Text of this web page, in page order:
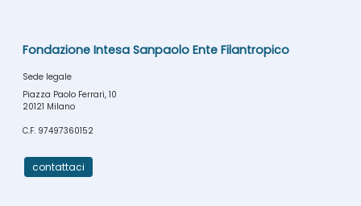
Fondazione Intesa Sanpaolo Ente Filantropico
Sede legale
Piazza Paolo Ferrari, 10
20121 Milano
C.F. 97497360152
contattaci